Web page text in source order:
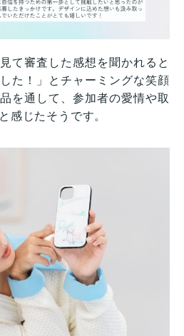
て審査した感想を聞かれると
た！」とチャーミングな笑顔
を通して、参加者の愛情や取
感じたそうです。